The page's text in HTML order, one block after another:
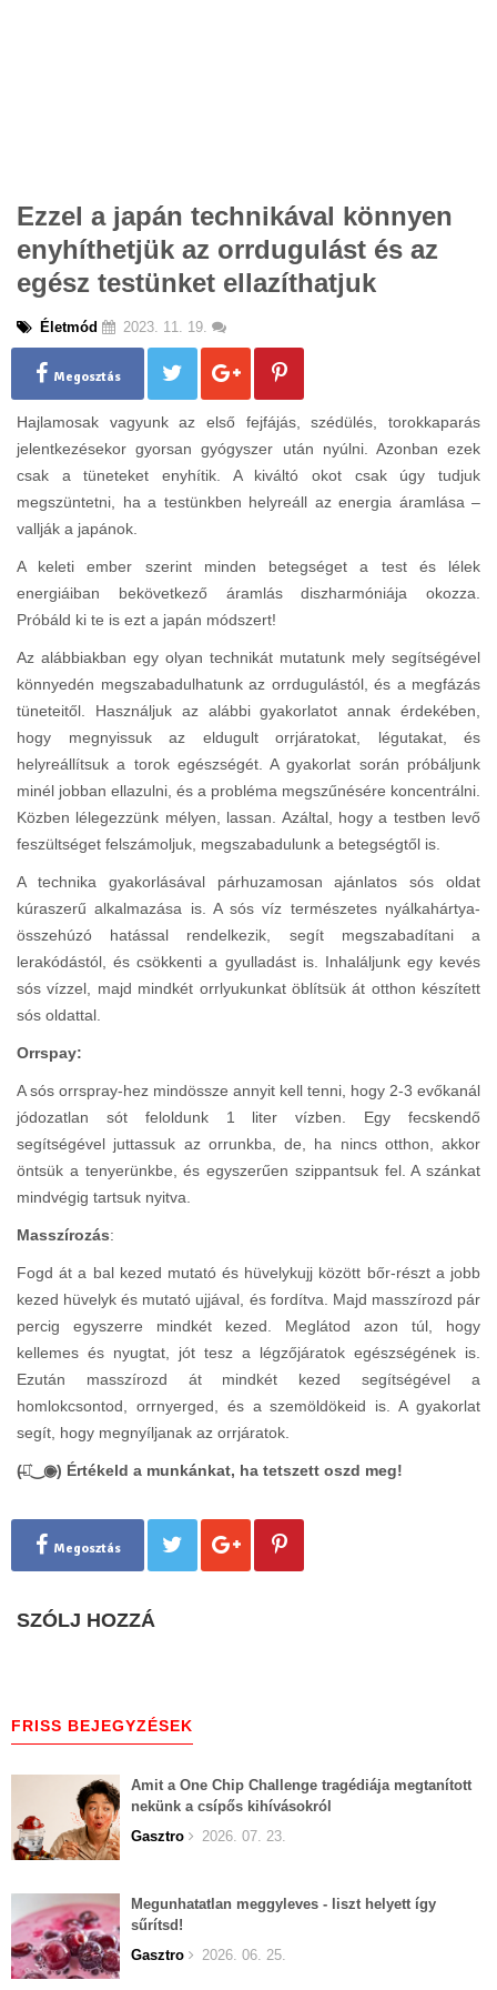
Ezzel a japán technikával könnyen
enyhíthetjük az orrdugulást és az
egész testünket ellazíthatjuk
Életmód 2023. 11. 19.
Megosztás
Hajlamosak vagyunk az első fejfájás, szédülés, torokkaparás
jelentkezésekor gyorsan gyógyszer után nyúlni. Azonban ezek
csak a tüneteket enyhítik. A kiváltó okot csak úgy tudjuk
megszüntetni, ha a testünkben helyreáll az energia áramlása –
vallják a japánok.
A keleti ember szerint minden betegséget a test és lélek
energiáiban bekövetkező áramlás diszharmóniája okozza.
Próbáld ki te is ezt a japán módszert!
Az alábbiakban egy olyan technikát mutatunk mely segítségével
könnyedén megszabadulhatunk az orrdugulástól, és a megfázás
tüneteitől. Használjuk az alábbi gyakorlatot annak érdekében,
hogy megnyissuk az eldugult orrjáratokat, légutakat, és
helyreállítsuk a torok egészségét. A gyakorlat során próbáljunk
minél jobban ellazulni, és a probléma megszűnésére koncentrálni.
Közben lélegezzünk mélyen, lassan. Azáltal, hogy a testben levő
feszültséget felszámoljuk, megszabadulunk a betegségtől is.
A technika gyakorlásával párhuzamosan ajánlatos sós oldat
kúraszerű alkalmazása is. A sós víz természetes nyálkahártya-
összehúzó hatással rendelkezik, segít megszabadítani a
lerakódástól, és csökkenti a gyulladást is. Inhaláljunk egy kevés
sós vízzel, majd mindkét orrlyukunkat öblítsük át otthon készített
sós oldattal.
Orrspay:
A sós orrspray-hez mindössze annyit kell tenni, hogy 2-3 evőkanál
jódozatlan sót feloldunk 1 liter vízben. Egy fecskendő
segítségével juttassuk az orrunkba, de, ha nincs otthon, akkor
öntsük a tenyerünkbe, és egyszerűen szippantsuk fel. A szánkat
mindvégig tartsuk nyitva.
Masszírozás:
Fogd át a bal kezed mutató és hüvelykujj között bőr-részt a jobb
kezed hüvelyk és mutató ujjával, és fordítva. Majd masszírozd pár
percig egyszerre mindkét kezed. Meglátod azon túl, hogy
kellemes és nyugtat, jót tesz a légzőjáratok egészségének is.
Ezután masszírozd át mindkét kezed segítségével a
homlokcsontod, orrnyerged, és a szemöldökeid is. A gyakorlat
segít, hogy megnyíljanak az orrjáratok.
(̶◉͛‿◉̶) Értékeld a munkánkat, ha tetszett oszd meg!
Megosztás
SZÓLJ HOZZÁ
FRISS BEJEGYZÉSEK
Amit a One Chip Challenge tragédiája megtanított
nekünk a csípős kihívásokról
Gasztro
2026. 07. 23.
Megunhatatlan meggyleves - liszt helyett így
sűrítsd!
Gasztro
2026. 06. 25.